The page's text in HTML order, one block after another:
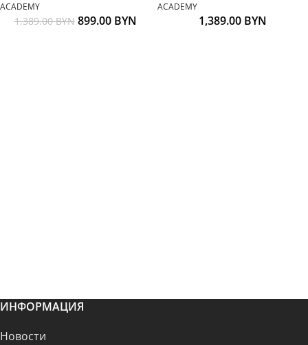
ACADEMY
1,389.00BYN 899.00 BYN
ACADEMY
1,389.00 BYN
ИНФОРМАЦИЯ
Новости